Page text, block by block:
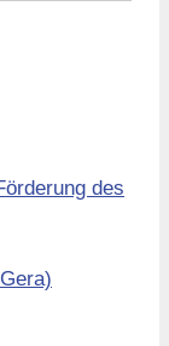
des